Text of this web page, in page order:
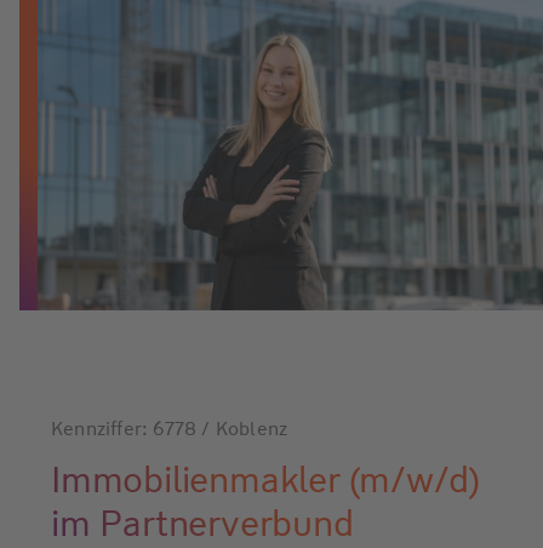
Kennziffer: 6778 / Koblenz
Immobilienmakler (m/w/d)
im Partnerverbund